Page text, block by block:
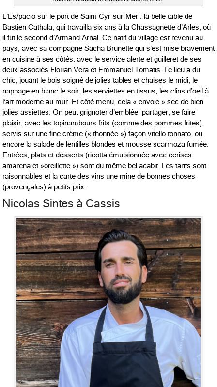
L’Es/pacio sur le port de Saint-Cyr-sur-Mer : la belle table de
Bastien Cathala, qui travailla six ans à la Chassagnette d’Arles, où
il fut le second d’Armand Arnal. Ce natif du village est revenu au
pays, avec sa compagne Sacha Brunette qui s’est mise bravement
en cuisine à ses côtés, avec le service alerte et guilleret de ses
deux associés Florian Vera et Emmanuel Tomatis. Le lieu a du
chic, jouant le bois soigné de jolies tables et chaises le midi, le
nappage en blanc le soir, les serviettes en tissus, les clins d’oeil à
l’art moderne au mur. Et côté menu, cela « envoie » sec de bien
jolies assiettes. On peut grignoter d’emblée, partager, se faire
plaisir, avec les topinambours frits (comme des pommes frites),
servis sur une fine crème (« thonnée ») façon vitello tonnato, ou
encore la salade de lentilles blondes et mousse scarmoza fumée.
Entrées, plats et desserts (ricotta émulsionnée avec cerises
amarena et »oreillette ») sont du même bel acabit. Les tarifs sont
raisonnables et la carte des vins une mine de bonnes choses
(provençales) à petits prix.
Nicolas Sintes à Cassis